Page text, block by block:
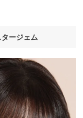
ージェム